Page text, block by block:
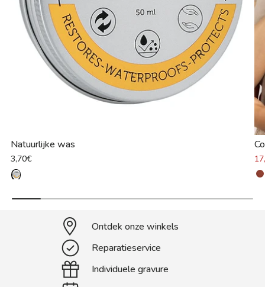
Natuurlijke was
3,70€
Ontdek onze winkels
Reparatieservice
Individuele gravure